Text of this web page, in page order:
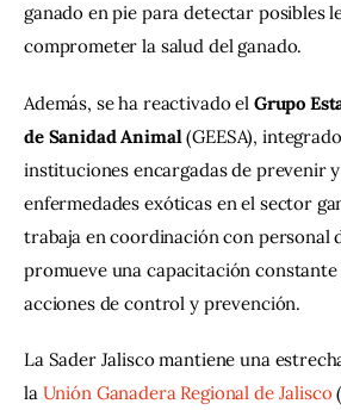
ganado en pie para detectar posibles
comprometer la salud del ganado.
Además, se ha reactivado el Grupo
de Sanidad Animal (GEESA),
instituciones encargadas de prevenir
enfermedades exóticas en el sector
trabaja en coordinación con personal
promueve una capacitación
acciones de control y prevención.
La Sader Jalisco mantiene una
la Unión Ganadera Regional de Jalisco